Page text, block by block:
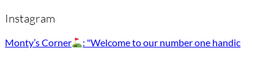
Instagram
Monty’s Corner : "Welcome to our number one handic